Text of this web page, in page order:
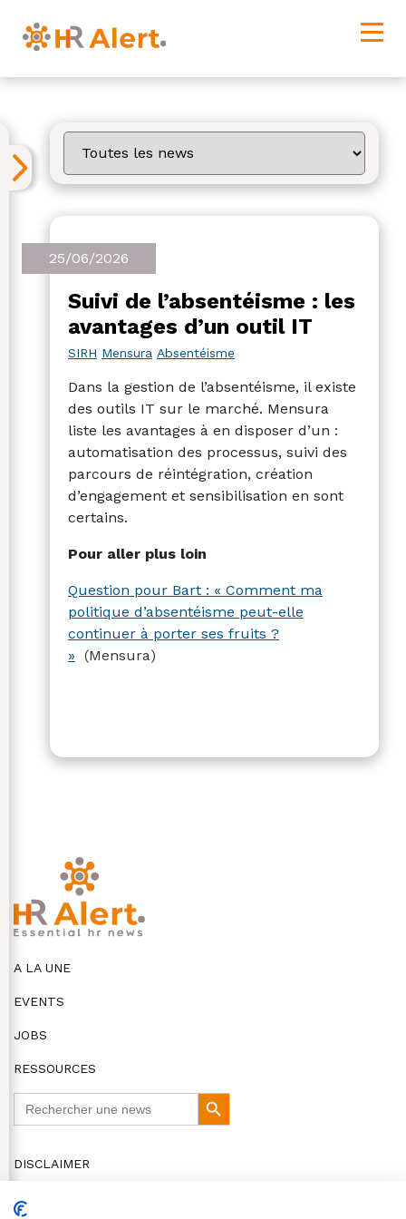
25/06/2026
Suivi de l’absentéisme : les
avantages d’un outil IT
SIRH Mensura Absentéisme
Dans la gestion de l’absentéisme, il existe
des outils IT sur le marché. Mensura
liste les avantages à en disposer d’un :
automatisation des processus, suivi des
parcours de réintégration, création
d’engagement et sensibilisation en sont
certains.
Pour aller plus loin
Question pour Bart : « Comment ma
politique d’absentéisme peut-elle
continuer à porter ses fruits ?
» (Mensura)
A LA UNE
EVENTS
JOBS
RESSOURCES
Search
Button
DISCLAIMER